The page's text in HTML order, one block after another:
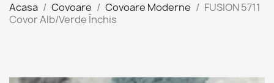
Acasa Covoare Covoare Moderne
FUSION 5711
Covor Alb/Verde Închis